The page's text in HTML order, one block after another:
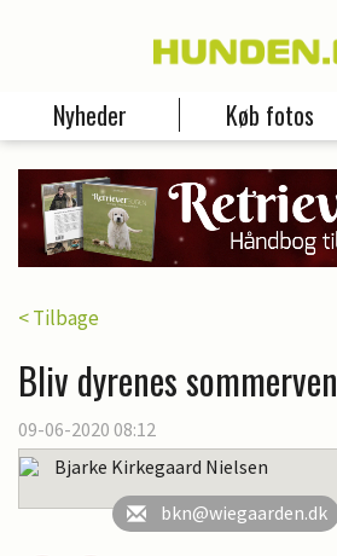
Nyheder Køb fotos
< Tilbage
Bliv dyrenes sommerven
09-06-2020 08:12
Bjarke Kirkegaard Nielsen
bkn@wiegaarden.dk